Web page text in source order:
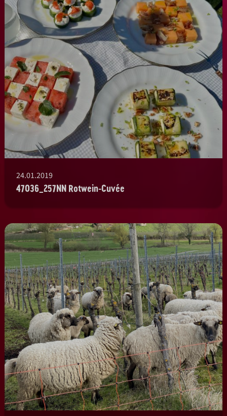
24.01.2019
47036_257NN Rotwein-Cuvée